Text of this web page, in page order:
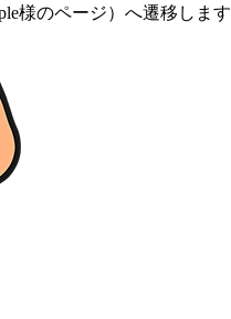
様のページ）へ遷移します